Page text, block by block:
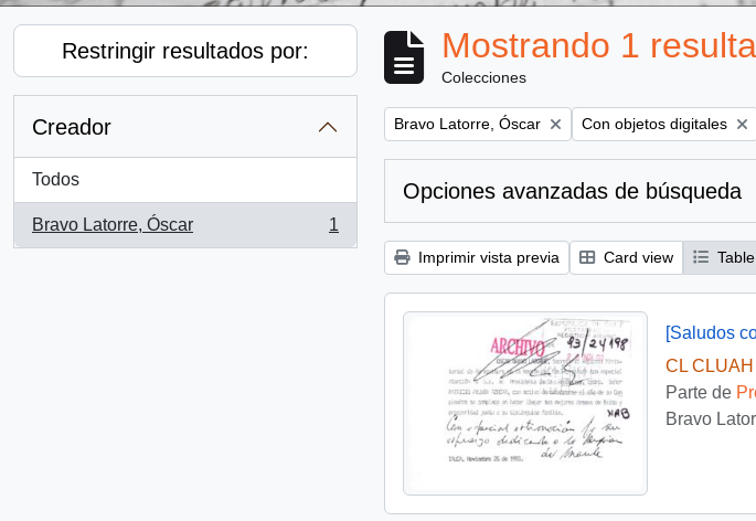
Restringir resultados por:
Creador
Todos
Bravo Latorre, Óscar
, 1 resultados
1
Mostrando 1
Colecciones
Remove filter:
Bravo Latorre, Óscar Remove filter:
Con objetos digitales
Opciones avanzadas de búsqueda
Imprimir vista previa Card view
[Saludos
CL
Parte de
Bravo